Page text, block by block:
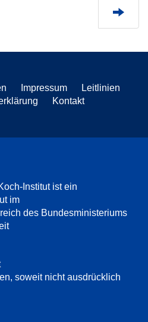
Impressum
Leitlinien
Kontakt
Institut ist ein
im
des Bundesministeriums
soweit nicht ausdrücklich